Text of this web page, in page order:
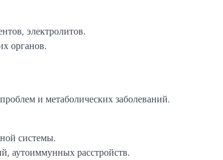
электролитов.
органов.
и метаболических заболеваний.
системы.
аутоиммунных расстройств.